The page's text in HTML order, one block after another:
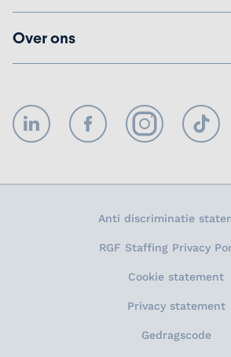
Over ons
LinkedIn FacebookInstagramTikTok
Anti discriminatie
RGF Staffing Privacy
Cookie statement
Privacy statement
Gedragscode